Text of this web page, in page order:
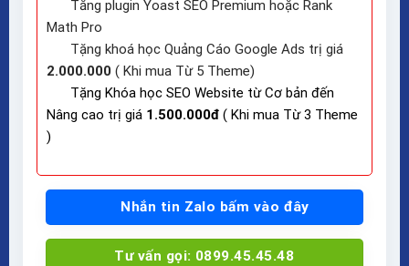
Tăng plugin Yoast SEO Premium hoặc Rank
Math Pro
Tặng khoá học Quảng Cáo Google Ads trị giá
2.000.000 ( Khi mua Từ 5 Theme)
Tặng Khóa học SEO Website từ Cơ bản đến
Nâng cao trị giá 1.500.000đ ( Khi mua Từ 3 Theme
)
Nhắn tin Zalo bấm vào đây
Tư vấn gọi: 0899.45.45.48